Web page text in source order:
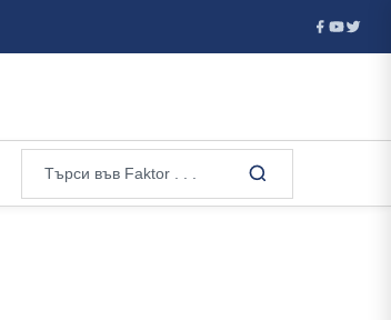
В Украйна ще бъде издадена